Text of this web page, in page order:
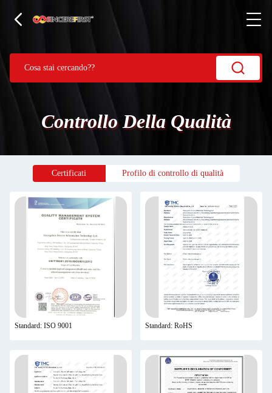
Controllo Della Qualità
Certificati Profilo di controllo di qualità
Standard: ISO 9001 Standard: RoHS